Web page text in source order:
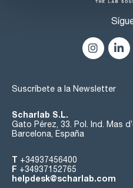
Suscríbete a la Newsletter
Scharlab S.L.
Gato Pérez, 33. Pol. Ind. Mas
Barcelona, España
T +34937456400
F +34937152765
helpdesk@scharlab.com